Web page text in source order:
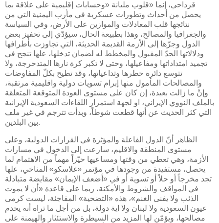
قرداحي، إنما «قلوب مليانة «وحسابات إقليمية على علاقة بما
يحصل من أحداث وتطورات عسكرية في مأرب اليمنية التي من
نتائجها قلب المعادلات والموازين على الأرض، وفي السياسة
والجغرافيا والمصالح، وهذا بطبيعة الحال، سيؤدّي إلى تحفيز بعض
الدول وجرّها إلى الأزمة القديمة الحديثة، التي تجاوزت بأطرافها
ودلالاتها الحدّ المقبول والمخطط له لضمان تدخلها، علها تنجح في
تجميد امتداداتها ومفاعيلها، وحتى لا تكبر كرة نارها المتدحرجة، ولا
تتوسع دائرة خطرها وتداعياتها، وقد تطيح بكلّ المفاوضات
والمصالحات المأمول منها إبرام تسويات دولية واقليمية مرتقبة،
وإنْ ما زالت بعيدة، إن كان على مستوى العودة المتوقعة المتعلقة
بالملف النووي الإيراني، او لجهة استمرار اللقاءات السعودية الإيرانية
التي كثر الحديث عن أنها قطعت شوطاً، وبدأت تترجم في غير ملف
بين البلدين.
الظاهر أنّ الدول الفاعلة والمؤثرة في القرارات الدولية، وعلى
مستوى المنطقة والاقليم، سارعت إلى الدخول في مسارات
الأزمة، وهي تعطي من وقتها ومساعيها حيّزاً مهماً من الاهتمام لما
يحصل، مستفيدة من وجودها في مؤتمر «غلاسكو» المناخي، علها
تجد مخرجاً أو حلاً أو تسوية أو في «أضعف الإيمان» مقايضة متبادلة
في المواقف والشروط والأمكنة، ربما على قاعدة «أن لا يموت
الذئب ولا يفنى الغنم»، هذه «التضحية» المفاجئة، ليست كرمى
عيون السعودية ولا لبنان ولا اية دولة، بل من أجل ما تراه أنه يخدم
مصالحها، ويؤمّن لها المزيد من السيطرة والاستئثار والهيمنة على